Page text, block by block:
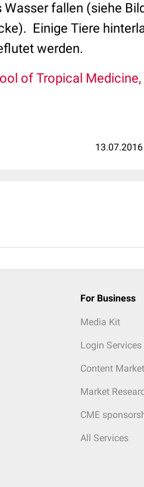
fallen (siehe
Einige Tiere
werden.
of Tropical
13.07.2016
For Business
Media Kit
Login Services
Content
Market
CME
All Services